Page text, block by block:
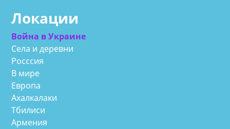
Локации
Война в Украине
Села и деревни
Росссия
В мире
Европа
Ахалкалаки
Тбилиси
Армения